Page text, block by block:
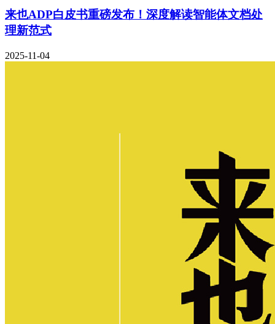
来也ADP白皮书重磅发布！深度解读智能体文档处
理新范式
2025-11-04